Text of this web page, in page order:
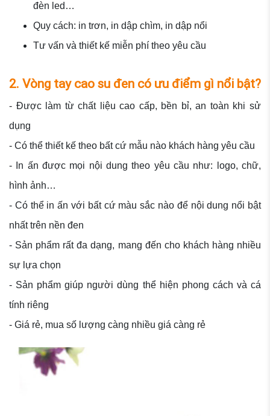
đèn led…
Quy cách: in trơn, in dập chìm, in dập nổi
Tư vấn và thiết kế miễn phí theo yêu cầu
2. Vòng tay cao su đen có ưu điểm gì nổi bật?
- Được làm từ chất liệu cao cấp, bền bỉ, an toàn khi sử
dụng
- Có thể thiết kế theo bất cứ mẫu nào khách hàng yêu cầu
- In ấn được mọi nội dung theo yêu cầu như: logo, chữ,
hình ảnh…
- Có thể in ấn với bất cứ màu sắc nào để nội dung nổi bật
nhất trên nền đen
- Sản phẩm rất đa dạng, mang đến cho khách hàng nhiều
sự lựa chọn
- Sản phẩm giúp người dùng thể hiện phong cách và cá
tính riêng
- Giá rẻ, mua số lượng càng nhiều giá càng rẻ